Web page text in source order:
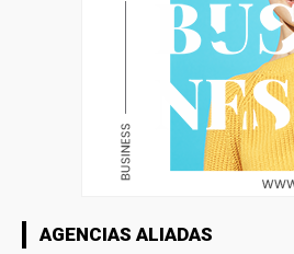
AGENCIAS ALIADAS